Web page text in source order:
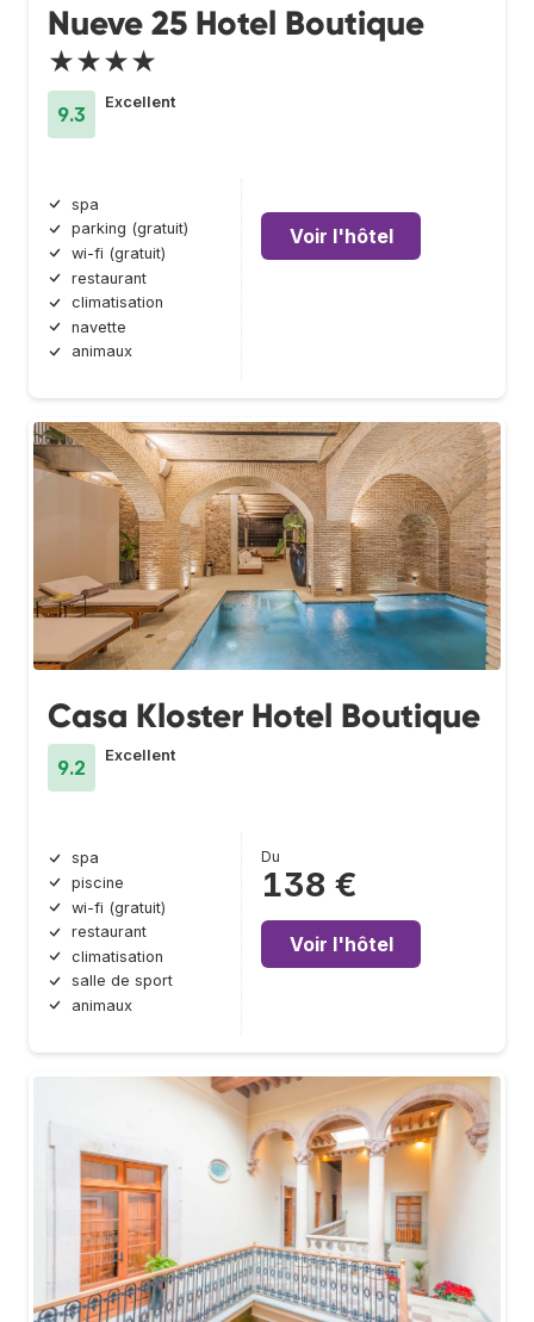
Nueve 25 Hotel Boutique
★★★★
9.3
Excellent
spa
parking (gratuit)
wi-fi (gratuit)
restaurant
climatisation
navette
animaux
Voir l'hôtel
Casa Kloster Hotel Boutique
9.2
Excellent
spa
piscine
wi-fi (gratuit)
restaurant
climatisation
salle de sport
animaux
Du
138 €
Voir l'hôtel